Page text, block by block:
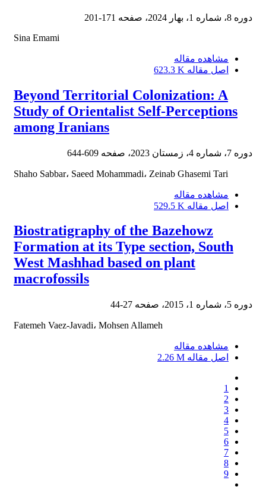
دوره 8، شماره 1، بهار 2024، صفحه
171-201
Sina Emami
مشاهده مقاله
اصل مقاله 623.3 K
Beyond Territorial Colonization: A
Study of Orientalist Self-Perceptions
among Iranians
دوره 7، شماره 4، زمستان 2023، صفحه 609-644
Shaho Sabbar، Saeed Mohammadi، Zeinab Ghasemi Tari
مشاهده مقاله
اصل مقاله 529.5 K
Biostratigraphy of the Bazehowz
Formation at its Type section, South
West Mashhad based on plant
macrofossils
دوره 5، شماره 1، 2015، صفحه 27-44
Fatemeh Vaez-Javadi، Mohsen Allameh
مشاهده مقاله
اصل مقاله 2.26 M
1
2
3
4
5
6
7
8
9